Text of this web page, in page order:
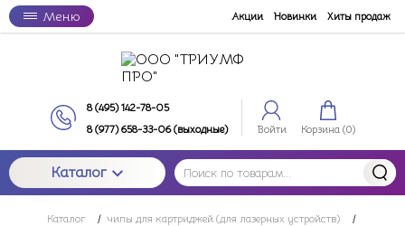
Меню Акции Новинки Хиты продаж
8 (495) 142-78-05
8 (977) 658-33-06 (выходные)
Войти Корзина (0)
Каталог
Каталог / чипы для картриджей (для лазерных устройств)
/